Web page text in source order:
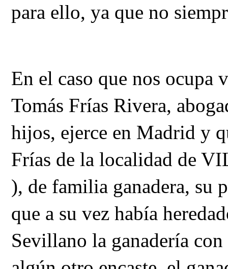
para ello, ya que no
En el caso que nos ocupa
Tomás Frías Rivera,
hijos, ejerce en Madrid y
Frías de la localidad de
), de familia ganadera, su
que a su vez había
Sevillano la ganadería con